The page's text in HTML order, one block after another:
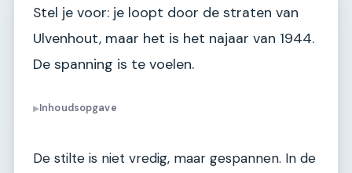
Stel je voor: je loopt door de straten van
Ulvenhout, maar het is het najaar van 1944.
De spanning is te voelen.
▶Inhoudsopgave
De stilte is niet vredig, maar gespannen. In de